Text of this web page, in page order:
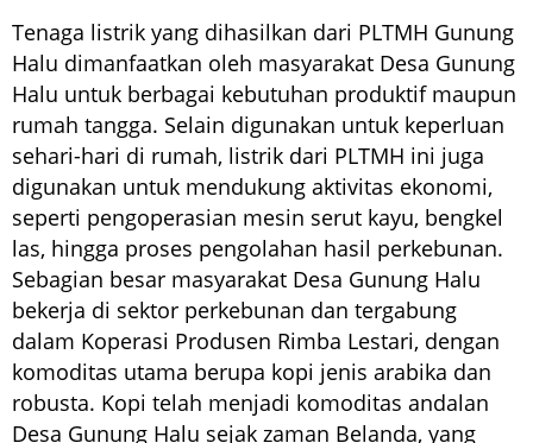
Tenaga listrik yang dihasilkan dari PLTMH Gunung
Halu dimanfaatkan oleh masyarakat Desa Gunung
Halu untuk berbagai kebutuhan produktif maupun
rumah tangga. Selain digunakan untuk keperluan
sehari-hari di rumah, listrik dari PLTMH ini juga
digunakan untuk mendukung aktivitas ekonomi,
seperti pengoperasian mesin serut kayu, bengkel
las, hingga proses pengolahan hasil perkebunan.
Sebagian besar masyarakat Desa Gunung Halu
bekerja di sektor perkebunan dan tergabung
dalam Koperasi Produsen Rimba Lestari, dengan
komoditas utama berupa kopi jenis arabika dan
robusta. Kopi telah menjadi komoditas andalan
Desa Gunung Halu sejak zaman Belanda, yang